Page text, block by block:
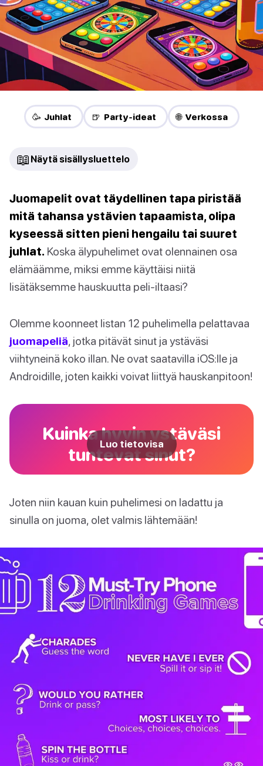
🥳 Juhlat 🍺 Party-ideat 🌐 Verkossa
📖 Näytä sisällysluettelo
Juomapelit ovat täydellinen tapa piristää
mitä tahansa ystävien tapaamista, olipa
kyseessä sitten pieni hengailu tai suuret
juhlat. Koska älypuhelimet ovat olennainen osa
elämäämme, miksi emme käyttäisi niitä
lisätäksemme hauskuutta peli-iltaasi?
Olemme koonneet listan 12 puhelimella pelattavaa
juomapeliä, jotka pitävät sinut ja ystäväsi
viihtyneinä koko illan. Ne ovat saatavilla iOS:lle ja
Androidille, joten kaikki voivat liittyä hauskanpitoon!
Kuinka hyvin ystäväsi
tuntevat sinut?
Luo tietovisa
Joten niin kauan kuin puhelimesi on ladattu ja
sinulla on juoma, olet valmis lähtemään!